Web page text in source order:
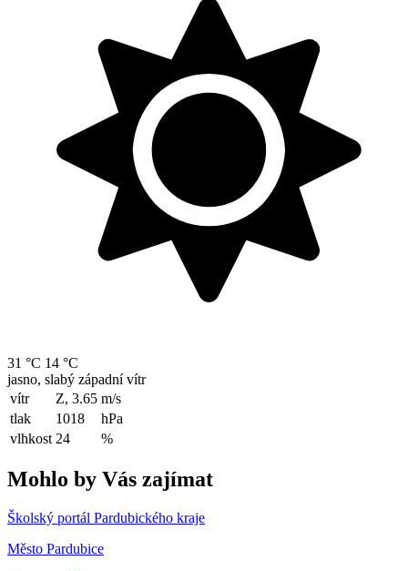
31 °C 14 °C
jasno, slabý západní vítr
vítr
Z, 3.65 m/s
tlak
1018
hPa
vlhkost 24 %
Mohlo by Vás zajímat
Školský portál Pardubického kraje
Město Pardubice